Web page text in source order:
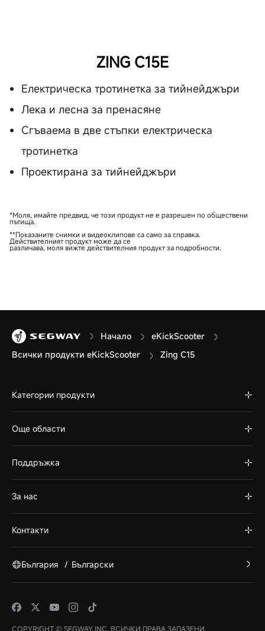
ZING C15E
Електрическа тротинетка за тийнейджъри
Лека и лесна за пренасяне
Сгъваема в две стъпки електрическа
тротинетка
Проектирана за тийнейджъри
*Моля, имайте предвид, че този продукт не е разрешен по обществени
пътища.
**Показаните снимки и видеоклипове са само за справка.
Действителният продукт може да се
различава, моля вижте действителния продукт за подробности.
Начало
eKickScooter
Всички продукти eKickScooter
Zing C15
Категории продукти
Още области
Поддръжка
За нас
Контакти
България / Български
COPYRIGHT © SEGWAY INC. ВСИЧКИ ПРАВА ЗАПАЗЕНИ.